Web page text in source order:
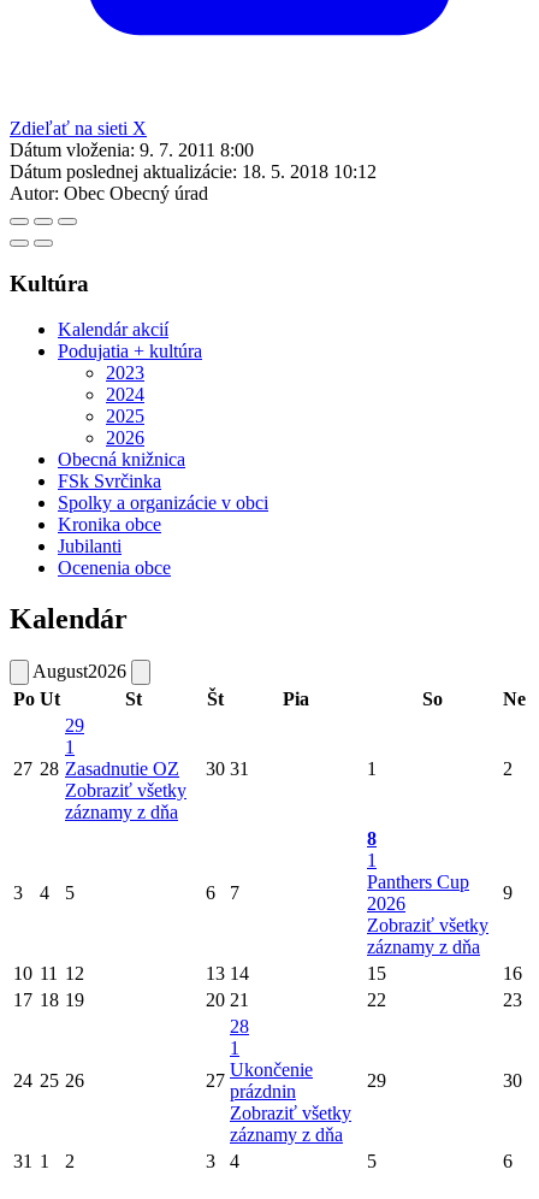
Zdieľať na sieti X
Dátum vloženia: 9. 7. 2011 8:00
Dátum poslednej aktualizácie: 18. 5. 2018 10:12
Autor: Obec Obecný úrad
Kultúra
Kalendár akcií
Podujatia + kultúra
2023
2024
2025
2026
Obecná knižnica
FSk Svrčinka
Spolky a organizácie v obci
Kronika obce
Jubilanti
Ocenenia obce
Kalendár
August2026
Po Ut St Št Pia So Ne
27 28
29
1
Zasadnutie OZ
Zobraziť všetky
záznamy z dňa
30 31 1 2
3 4 5 6 7
8
1
Panthers Cup
2026
Zobraziť všetky
záznamy z dňa
9
10 11 12 13 14 15
16
17 18 19 20 21 22 23
24 25 26 27
28
1
Ukončenie
prázdnin
Zobraziť všetky
záznamy z dňa
29 30
31 1 2 3 4 5 6